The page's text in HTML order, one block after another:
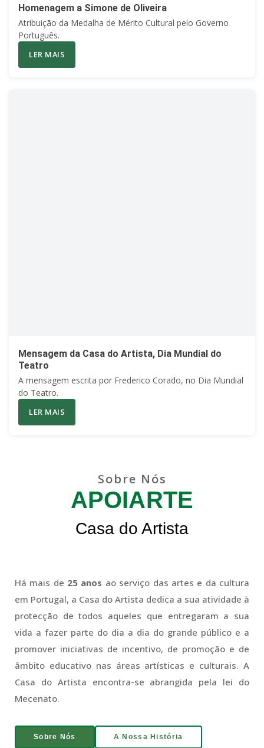
Homenagem a Simone de Oliveira
Atribuição da Medalha de Mérito Cultural pelo Governo
Português.
LER MAIS
Mensagem da Casa do Artista, Dia Mundial do
Teatro
A mensagem escrita por Frederico Corado, no Dia Mundial
do Teatro.
LER MAIS
Sobre Nós
APOIARTE
Casa do Artista
Há mais de 25 anos ao serviço das artes e da cultura
em Portugal, a Casa do Artista dedica a sua atividade à
protecção de todos aqueles que entregaram a sua
vida a fazer parte do dia a dia do grande público e a
promover iniciativas de incentivo, de promoção e de
âmbito educativo nas áreas artísticas e culturais. A
Casa do Artista encontra-se abrangida pela lei do
Mecenato.
Sobre Nós A Nossa História